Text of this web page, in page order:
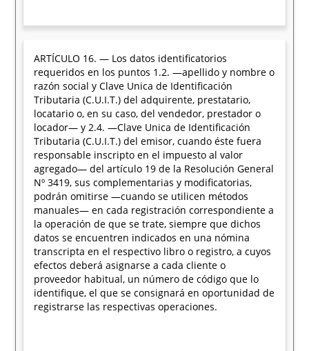
ARTÍCULO 16. — Los datos identificatorios
requeridos en los puntos 1.2. —apellido y nombre o
razón social y Clave Unica de Identificación
Tributaria (C.U.I.T.) del adquirente, prestatario,
locatario o, en su caso, del vendedor, prestador o
locador— y 2.4. —Clave Unica de Identificación
Tributaria (C.U.I.T.) del emisor, cuando éste fuera
responsable inscripto en el impuesto al valor
agregado— del artículo 19 de la Resolución General
Nº 3419, sus complementarias y modificatorias,
podrán omitirse —cuando se utilicen métodos
manuales— en cada registración correspondiente a
la operación de que se trate, siempre que dichos
datos se encuentren indicados en una nómina
transcripta en el respectivo libro o registro, a cuyos
efectos deberá asignarse a cada cliente o
proveedor habitual, un número de código que lo
identifique, el que se consignará en oportunidad de
registrarse las respectivas operaciones.